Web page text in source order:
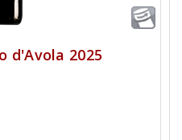
d'Avola 2025